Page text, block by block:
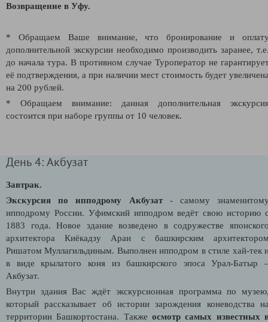
Возвращение в Уфу.
* Обращаем Ваше внимание, что бронирование и
дополнительной экскурсии необходимо производить заранее,
до начала тура. В противном случае Туроператор не
её подтверждения, а при наличии мест стоимость будет
на 200 рублей.
* Обращаем внимание: данная дополнительная
состоится при наборе группы от 10 человек.
День 4: Акбузат
Завтрак.
Экскурсия по ипподрому Акбузат - самому
ипподрому России. Уфимский ипподром ведёт свою историю
1883 года. Новое здание возведено в содружестве
архитектора Киёкадзу Араи с башкирским
Ришатом Муллагильдиным. Выполнен ипподром в стиле хай-тек
в виде крылатого коня из башкирского эпоса Урал-Батыр
Акбузат.
Внутри здания Вас ждёт экскурсионная программа по
который рассказывает об истории зарождения коневодства
территории Башкортостана. Также осмотр самых известных